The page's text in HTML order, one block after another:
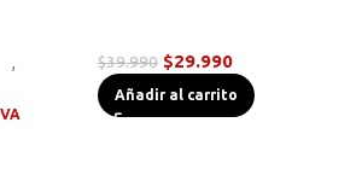
, $39.990 $29.990
Añadir al carrito